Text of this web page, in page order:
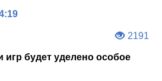
2191
игр будет уделено особое